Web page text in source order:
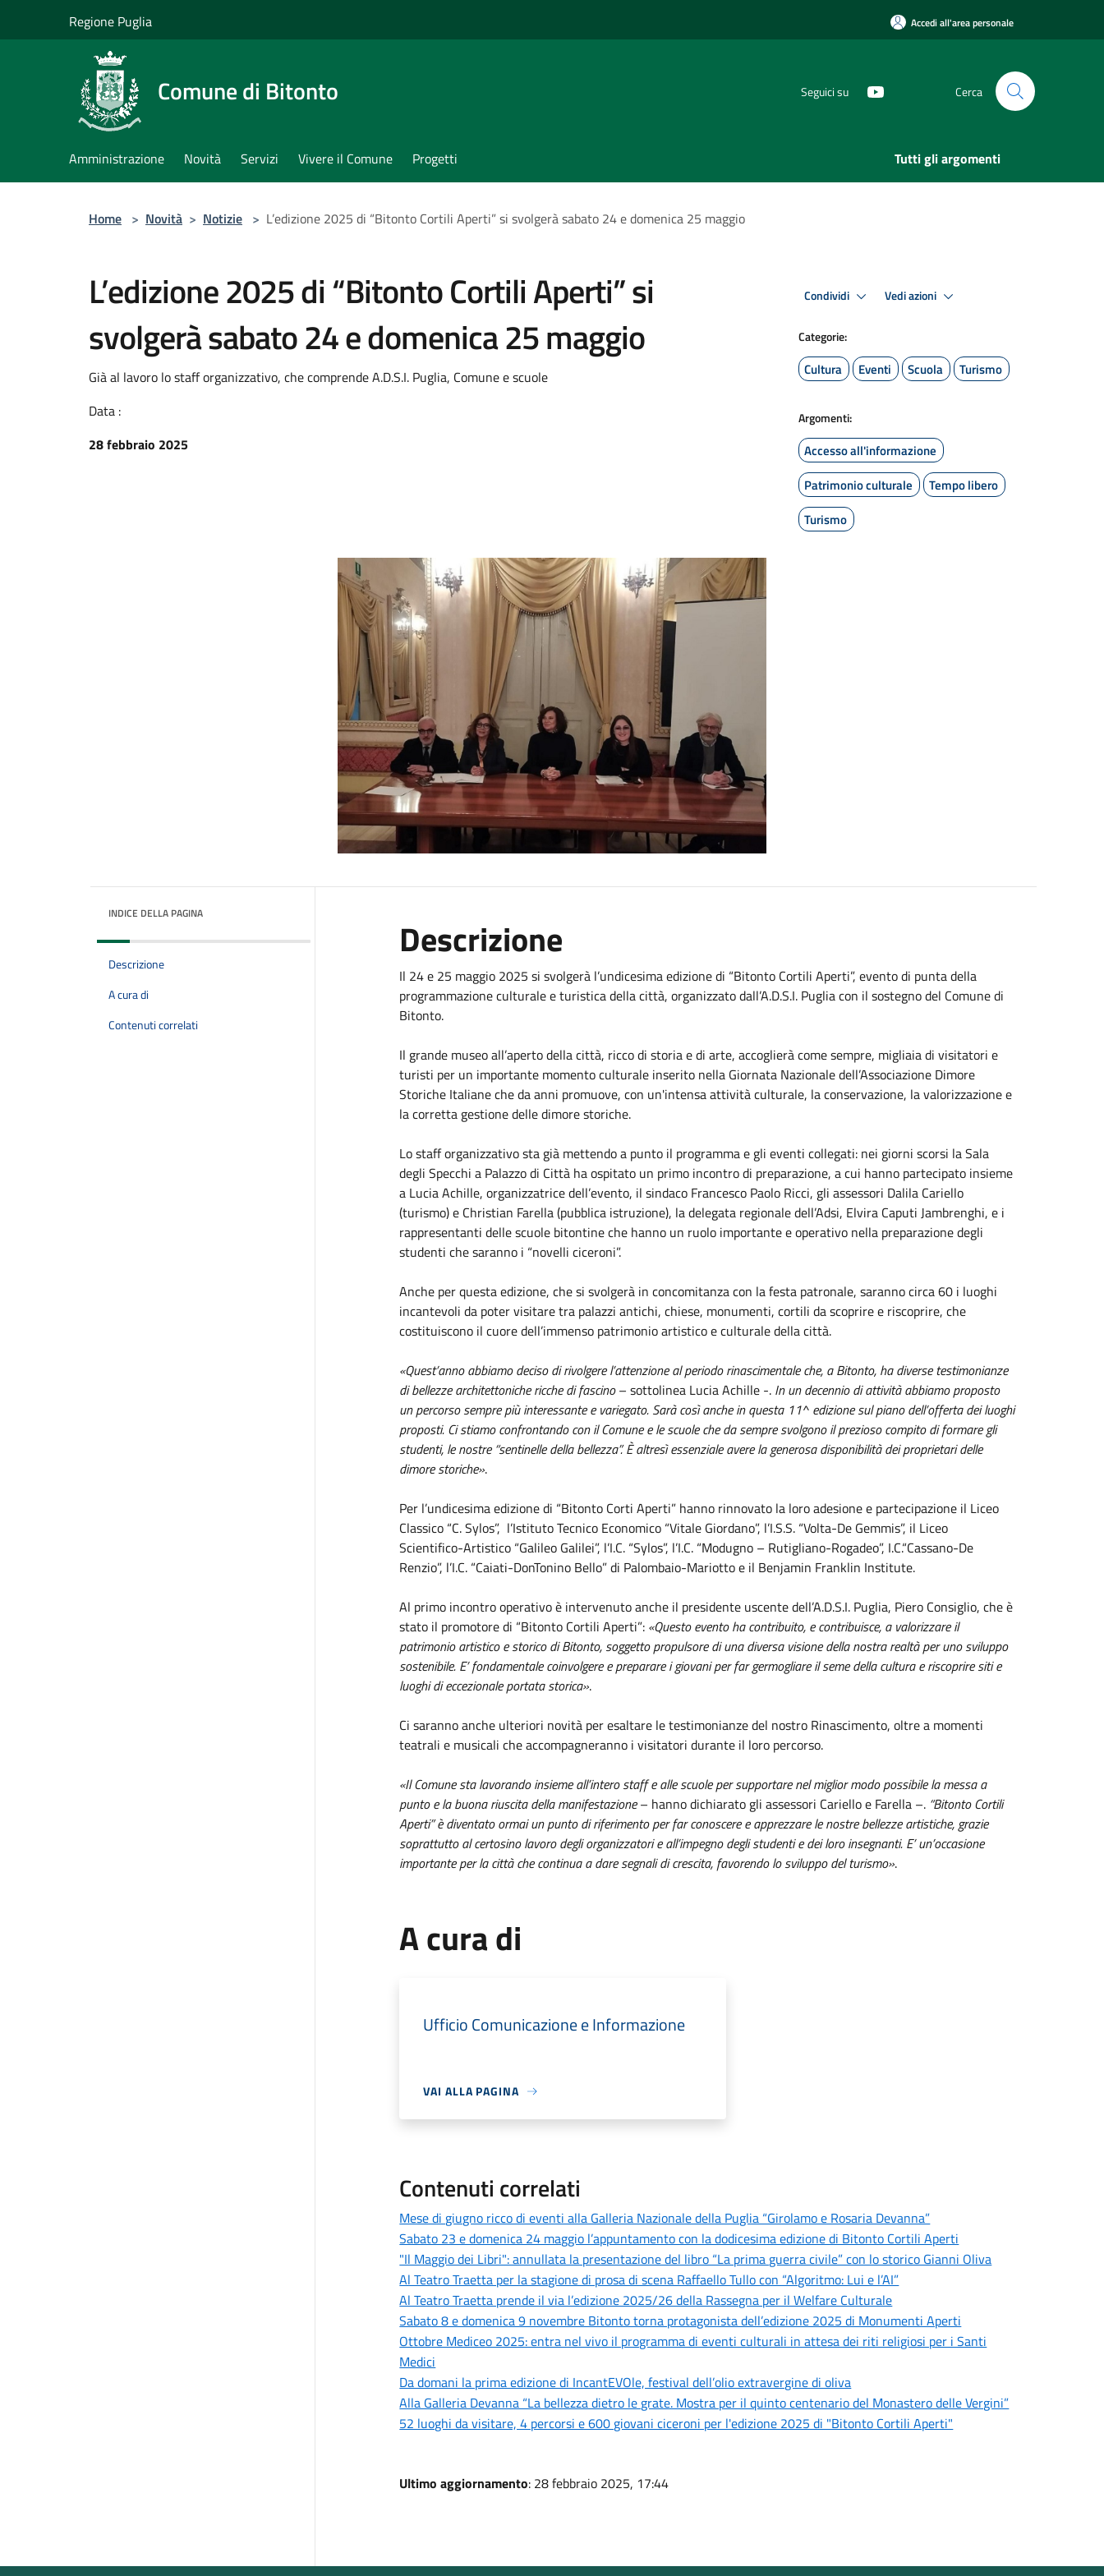
Regione Puglia Accedi all'area personale
Comune di Bitonto Seguici su Cerca
Amministrazione Novità Servizi Vivere il Comune Progetti Tutti gli argomenti
Home > Novità > Notizie > L’edizione 2025 di “Bitonto Cortili Aperti” si svolgerà sabato 24 e domenica 25 maggio
L’edizione 2025 di “Bitonto Cortili Aperti” si
svolgerà sabato 24 e domenica 25 maggio
Già al lavoro lo staff organizzativo, che comprende A.D.S.I. Puglia, Comune e scuole
Data :
28 febbraio 2025
Condividi Vedi azioni
Categorie:
Cultura Eventi Scuola Turismo
Argomenti:
Accesso all'informazione
Patrimonio culturale
Tempo libero
Turismo
INDICE DELLA PAGINA
Descrizione
A cura di
Contenuti correlati
Descrizione
Il 24 e 25 maggio 2025 si svolgerà l’undicesima edizione di “Bitonto Cortili Aperti”, evento di punta della
programmazione culturale e turistica della città, organizzato dall’A.D.S.I. Puglia con il sostegno del Comune di
Bitonto.
Il grande museo all’aperto della città, ricco di storia e di arte, accoglierà come sempre, migliaia di visitatori e
turisti per un importante momento culturale inserito nella Giornata Nazionale dell’Associazione Dimore
Storiche Italiane che da anni promuove, con un'intensa attività culturale, la conservazione, la valorizzazione e
la corretta gestione delle dimore storiche.
Lo staff organizzativo sta già mettendo a punto il programma e gli eventi collegati: nei giorni scorsi la Sala
degli Specchi a Palazzo di Città ha ospitato un primo incontro di preparazione, a cui hanno partecipato insieme
a Lucia Achille, organizzatrice dell’evento, il sindaco Francesco Paolo Ricci, gli assessori Dalila Cariello
(turismo) e Christian Farella (pubblica istruzione), la delegata regionale dell’Adsi, Elvira Caputi Jambrenghi, e i
rappresentanti delle scuole bitontine che hanno un ruolo importante e operativo nella preparazione degli
studenti che saranno i “novelli ciceroni”.
Anche per questa edizione, che si svolgerà in concomitanza con la festa patronale, saranno circa 60 i luoghi
incantevoli da poter visitare tra palazzi antichi, chiese, monumenti, cortili da scoprire e riscoprire, che
costituiscono il cuore dell’immenso patrimonio artistico e culturale della città.
«Quest’anno abbiamo deciso di rivolgere l’attenzione al periodo rinascimentale che, a Bitonto, ha diverse testimonianze
di bellezze architettoniche ricche di fascino– sottolinea Lucia Achille -. In un decennio di attività abbiamo proposto
un percorso sempre più interessante e variegato. Sarà così anche in questa 11^ edizione sul piano dell’offerta dei luoghi
proposti. Ci stiamo confrontando con il Comune e le scuole che da sempre svolgono il prezioso compito di formare gli
studenti, le nostre “sentinelle della bellezza”. È altresì essenziale avere la generosa disponibilità dei proprietari delle
dimore storiche».
Per l’undicesima edizione di “Bitonto Corti Aperti” hanno rinnovato la loro adesione e partecipazione il Liceo
Classico “C. Sylos”, l’Istituto Tecnico Economico “Vitale Giordano”, l’I.S.S. “Volta-De Gemmis”, il Liceo
Scientifico-Artistico “Galileo Galilei”, l’I.C. “Sylos”, l’I.C. “Modugno – Rutigliano-Rogadeo”, I.C.“Cassano-De
Renzio”, l’I.C. “Caiati-DonTonino Bello” di Palombaio-Mariotto e il Benjamin Franklin Institute.
Al primo incontro operativo è intervenuto anche il presidente uscente dell’A.D.S.I. Puglia, Piero Consiglio, che è
stato il promotore di “Bitonto Cortili Aperti”: «Questo evento ha contribuito, e contribuisce, a valorizzare il
patrimonio artistico e storico di Bitonto, soggetto propulsore di una diversa visione della nostra realtà per uno sviluppo
sostenibile. E’ fondamentale coinvolgere e preparare i giovani per far germogliare il seme della cultura e riscoprire siti e
luoghi di eccezionale portata storica».
Ci saranno anche ulteriori novità per esaltare le testimonianze del nostro Rinascimento, oltre a momenti
teatrali e musicali che accompagneranno i visitatori durante il loro percorso.
«Il Comune sta lavorando insieme all’intero staff e alle scuole per supportare nel miglior modo possibile la messa a
punto e la buona riuscita della manifestazione– hanno dichiarato gli assessori Cariello e Farella –. “Bitonto Cortili
Aperti” è diventato ormai un punto di riferimento per far conoscere e apprezzare le nostre bellezze artistiche, grazie
soprattutto al certosino lavoro degli organizzatori e all’impegno degli studenti e dei loro insegnanti. E’ un’occasione
importante per la città che continua a dare segnali di crescita, favorendo lo sviluppo del turismo».
A cura di
Ufficio Comunicazione e Informazione
VAI ALLA PAGINA
Contenuti correlati
Mese di giugno ricco di eventi alla Galleria Nazionale della Puglia “Girolamo e Rosaria Devanna”
Sabato 23 e domenica 24 maggio l’appuntamento con la dodicesima edizione di Bitonto Cortili Aperti
"Il Maggio dei Libri": annullata la presentazione del libro “La prima guerra civile” con lo storico Gianni Oliva
Al Teatro Traetta per la stagione di prosa di scena Raffaello Tullo con “Algoritmo: Lui e l’AI”
Al Teatro Traetta prende il via l’edizione 2025/26 della Rassegna per il Welfare Culturale
Sabato 8 e domenica 9 novembre Bitonto torna protagonista dell’edizione 2025 di Monumenti Aperti
Ottobre Mediceo 2025: entra nel vivo il programma di eventi culturali in attesa dei riti religiosi per i Santi
Medici
Da domani la prima edizione di IncantEVOle, festival dell’olio extravergine di oliva
Alla Galleria Devanna “La bellezza dietro le grate. Mostra per il quinto centenario del Monastero delle Vergini”
52 luoghi da visitare, 4 percorsi e 600 giovani ciceroni per l'edizione 2025 di "Bitonto Cortili Aperti"
Ultimo aggiornamento: 28 febbraio 2025, 17:44